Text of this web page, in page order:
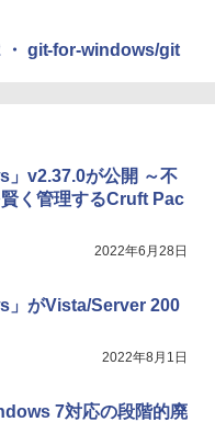
ンチカラーディスプレ
Scribe Colorsoft |
ディスプレイ、64GBスト
機能搭載、明るさ自動調
・ git-for-windows/git
」v2.37.0が公開 ～不
く管理するCruft Pac
2022年6月28日
」がVista/Server 200
2022年8月1日
7対応の段階的廃